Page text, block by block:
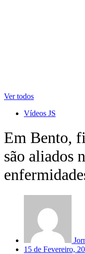
Ver todos
Vídeos JS
Em Bento,
são aliados
15 de Fevereiro,